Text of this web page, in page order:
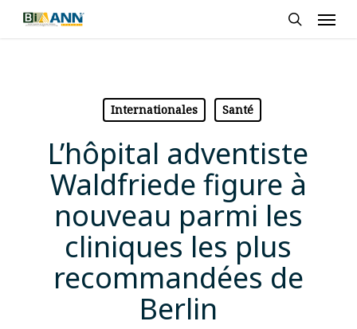
Skip
Internationales Santé
L’hôpital adventiste
Waldfriede figure à
nouveau parmi les
cliniques les plus
recommandées de
Berlin